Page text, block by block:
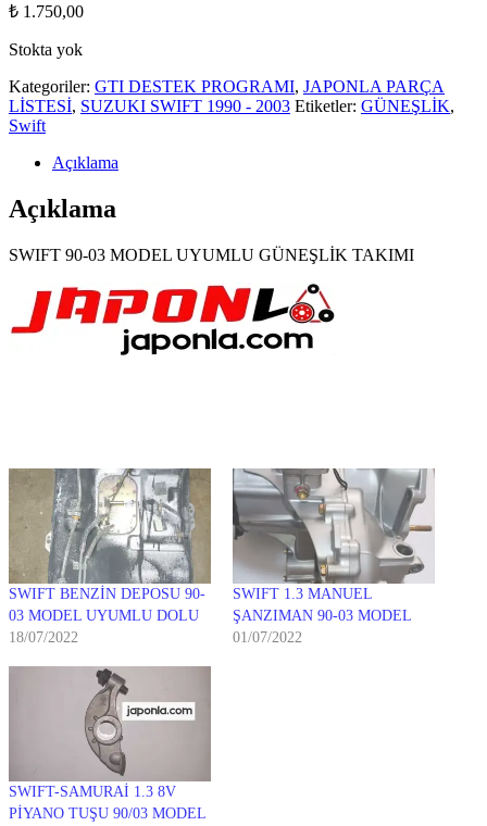
₺ 1.750,00
Stokta yok
Kategoriler: GTI DESTEK PROGRAMI, JAPONLA PARÇA
LİSTESİ, SUZUKI SWIFT 1990 - 2003 Etiketler: GÜNEŞLİK,
Swift
Açıklama
Açıklama
SWIFT 90-03 MODEL UYUMLU GÜNEŞLİK TAKIMI
SWIFT BENZİN DEPOSU 90-
03 MODEL UYUMLU DOLU
18/07/2022
SWIFT 1.3 MANUEL
ŞANZIMAN 90-03 MODEL
01/07/2022
SWIFT-SAMURAİ 1.3 8V
PİYANO TUŞU 90/03 MODEL